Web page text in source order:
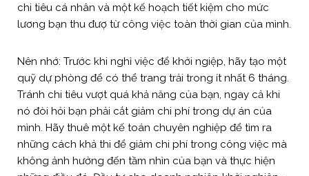
chi tiêu cá nhân và một kế hoạch tiết kiệm cho mức
lương bạn thu đượ từ công việc toàn thời gian của mình.
Nên nhớ: Trước khi nghỉ việc để khởi ngiệp, hãy tạo một
quỹ dự phòng để có thể trang trải trong ít nhất 6 tháng.
Tránh chi tiêu vượt quá khả năng của bạn, ngay cả khi
nó đòi hỏi bạn phải cắt giảm chi phí trong dự án của
mình. Hãy thuê một kế toán chuyên nghiệp để tìm ra
những cách khả thi để giảm chi phí trong công việc mà
không ảnh hưởng đến tầm nhìn của bạn và thực hiện